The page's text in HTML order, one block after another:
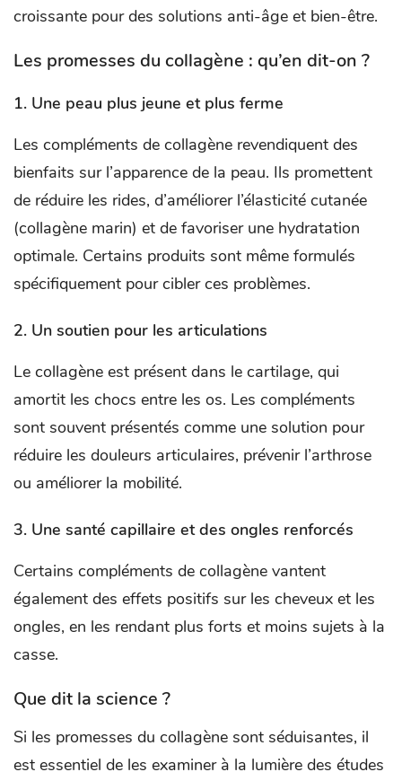
croissante pour des solutions anti-âge et bien-être.
Les promesses du collagène : qu’en dit-on ?
1. Une peau plus jeune et plus ferme
Les compléments de collagène revendiquent des
bienfaits sur l’apparence de la peau. Ils promettent
de réduire les rides, d’améliorer l’élasticité cutanée
(collagène marin) et de favoriser une hydratation
optimale. Certains produits sont même formulés
spécifiquement pour cibler ces problèmes.
2. Un soutien pour les articulations
Le collagène est présent dans le cartilage, qui
amortit les chocs entre les os. Les compléments
sont souvent présentés comme une solution pour
réduire les douleurs articulaires, prévenir l’arthrose
ou améliorer la mobilité.
3. Une santé capillaire et des ongles renforcés
Certains compléments de collagène vantent
également des effets positifs sur les cheveux et les
ongles, en les rendant plus forts et moins sujets à la
casse.
Que dit la science ?
Si les promesses du collagène sont séduisantes, il
est essentiel de les examiner à la lumière des études